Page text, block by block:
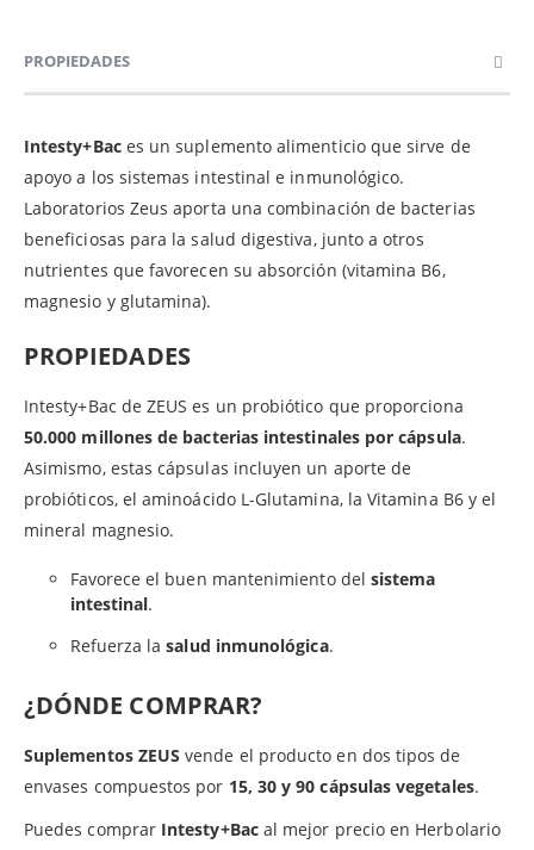
PROPIEDADES
Intesty+Bac es un suplemento alimenticio que sirve de
apoyo a los sistemas intestinal e inmunológico.
Laboratorios Zeus aporta una combinación de bacterias
beneficiosas para la salud digestiva, junto a otros
nutrientes que favorecen su absorción (vitamina B6,
magnesio y glutamina).
PROPIEDADES
Intesty+Bac de ZEUS es un probiótico que proporciona
50.000 millones de bacterias intestinales por cápsula.
Asimismo, estas cápsulas incluyen un aporte de
probióticos, el aminoácido L-Glutamina, la Vitamina B6 y el
mineral magnesio.
Favorece el buen mantenimiento del sistema
intestinal.
Refuerza lasalud inmunológica.
¿DÓNDE COMPRAR?
Suplementos ZEUS vende el producto en dos tipos de
envases compuestos por 15, 30 y 90 cápsulas vegetales.
Puedes comprar Intesty+Bacal mejor precio en Herbolario